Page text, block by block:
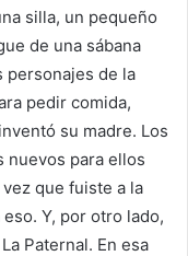
silla, un pequeño
de una sábana
personajes de la
pedir comida,
su madre. Los
nuevos para ellos
que fuiste a la
Y, por otro lado,
Paternal. En esa